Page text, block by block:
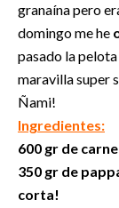
granaína pero
domingo me he
pasado la
maravilla super
Ñami!
Ingredientes:
600 gr de
350 gr de
corta!